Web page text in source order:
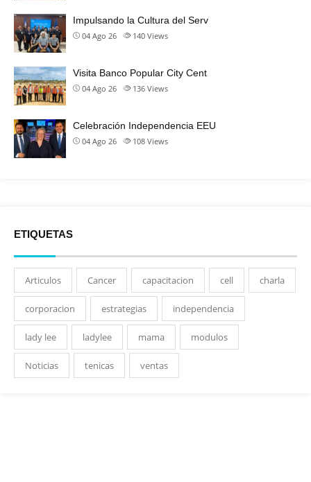
Impulsando la Cultura del Serv
04 Ago 26 140 Views
Visita Banco Popular City Cent
04 Ago 26 136 Views
Celebración Independencia EEU
04 Ago 26 108 Views
ETIQUETAS
Articulos Cancer capacitacion cell charla
corporacion estrategias independencia
lady lee ladylee mama modulos
Noticias tenicas ventas